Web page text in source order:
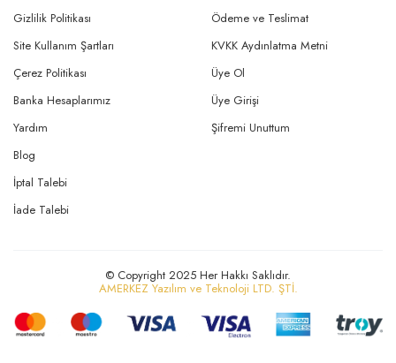
Gizlilik Politikası
Site Kullanım Şartları
Ödeme ve Teslimat
KVKK Aydınlatma Metni
Çerez Politikası
Banka Hesaplarımız
Yardım
Üye Ol
Üye Girişi
Şifremi Unuttum
Blog
İptal Talebi
İade Talebi
© Copyright 2025 Her Hakkı Saklıdır.
AMERKEZ Yazılım ve Teknoloji LTD. ŞTİ.